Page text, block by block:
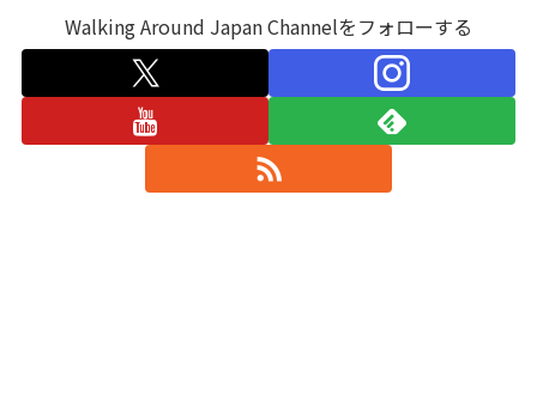
Walking Around Japan Channelをフォローする